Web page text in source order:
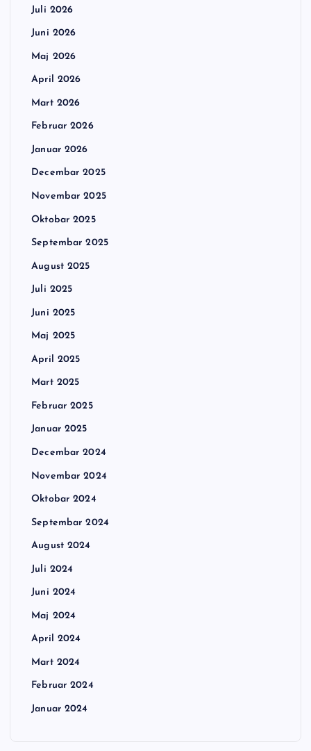
Juli 2026
Juni 2026
Maj 2026
April 2026
Mart 2026
Februar 2026
Januar 2026
Decembar 2025
Novembar 2025
Oktobar 2025
Septembar 2025
August 2025
Juli 2025
Juni 2025
Maj 2025
April 2025
Mart 2025
Februar 2025
Januar 2025
Decembar 2024
Novembar 2024
Oktobar 2024
Septembar 2024
August 2024
Juli 2024
Juni 2024
Maj 2024
April 2024
Mart 2024
Februar 2024
Januar 2024